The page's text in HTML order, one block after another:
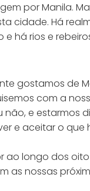
por Manila.
cidade. Há
há rios e
gostamos de
com a
e estarmos
e aceitar o que
longo dos
as nossas